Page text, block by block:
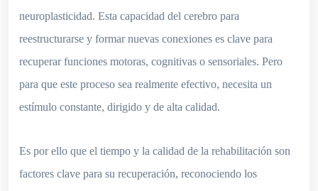
neuroplasticidad. Esta capacidad del cerebro para
reestructurarse y formar nuevas conexiones es clave para
recuperar funciones motoras, cognitivas o sensoriales. Pero
para que este proceso sea realmente efectivo, necesita un
estímulo constante, dirigido y de alta calidad.
Es por ello que el tiempo y la calidad de la rehabilitación son
factores clave para su recuperación, reconociendo los